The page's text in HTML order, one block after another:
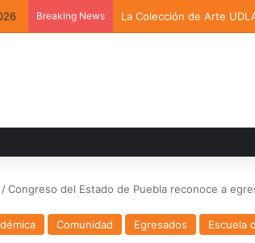
Breaking News La Colección de Arte
/Congreso del Estado de Puebla reconoce a
Comunidad Egresados Escuela